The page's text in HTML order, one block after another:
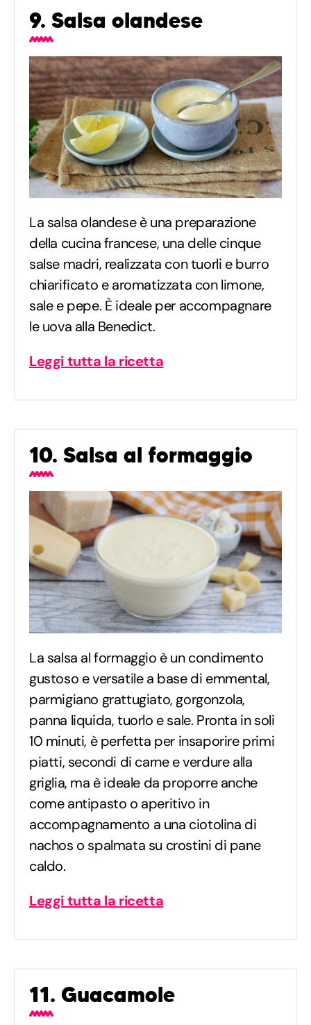
9. Salsa olandese
La salsa olandese è una preparazione
della cucina francese, una delle cinque
salse madri, realizzata con tuorli e burro
chiarificato e aromatizzata con limone,
sale e pepe. È ideale per accompagnare
le uova alla Benedict.
Leggi tutta la ricetta
10. Salsa al formaggio
La salsa al formaggio è un condimento
gustoso e versatile a base di emmental,
parmigiano grattugiato, gorgonzola,
panna liquida, tuorlo e sale. Pronta in soli
10 minuti, è perfetta per insaporire primi
piatti, secondi di carne e verdure alla
griglia, ma è ideale da proporre anche
come antipasto o aperitivo in
accompagnamento a una ciotolina di
nachos o spalmata su crostini di pane
caldo.
Leggi tutta la ricetta
11. Guacamole